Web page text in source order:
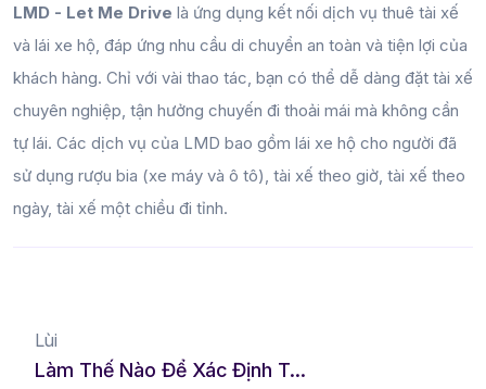
LMD - Let Me Drive là ứng dụng kết nối dịch vụ thuê tài xế
và lái xe hộ, đáp ứng nhu cầu di chuyển an toàn và tiện lợi của
khách hàng. Chỉ với vài thao tác, bạn có thể dễ dàng đặt tài xế
chuyên nghiệp, tận hưởng chuyến đi thoải mái mà không cần
tự lái. Các dịch vụ của LMD bao gồm lái xe hộ cho người đã
sử dụng rượu bia (xe máy và ô tô), tài xế theo giờ, tài xế theo
ngày, tài xế một chiều đi tỉnh.
Lùi
Làm Thế Nào Để Xác Định Tài Xế Phù Hợp Với Nhu Cầu Của Bạn?